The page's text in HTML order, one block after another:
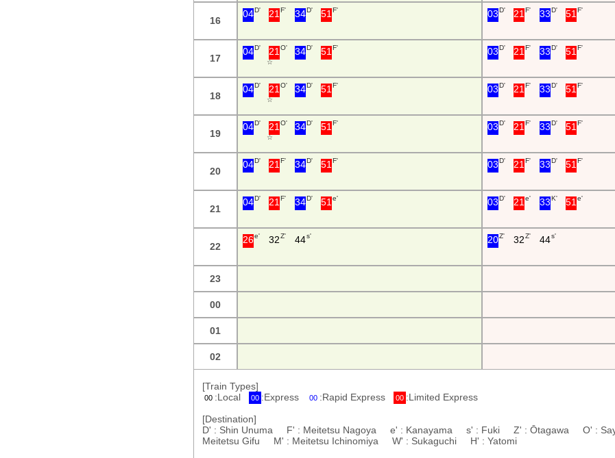
16
04D' 21 F' 34D' 51 F' 03D' 21 F' 33 D' 51 F'
17
04D' 21 O'
☆
34D' 51 F' 03D' 21 F' 33 D' 51 F'
18
04D' 21 O'
☆
34D' 51 F' 03D' 21 F' 33 D' 51 F'
19
04D' 21 O'
☆
34D' 51 F' 03D' 21 F' 33 D' 51 F'
20
04D' 21 F' 34D' 51 F' 03D' 21 F' 33 D' 51 F'
21
04D' 21 F' 34D' 51 e' 03D' 21 e' 33 K' 51 e'
22
26e' 32Z' 44s' 20Z' 32Z' 44s'
23
00
01
02
[Train Types]
00 :Local 00 :Express 00 :Rapid Express 00 :Limited Express
[Destination]
D' : Shin Unuma F' : Meitetsu Nagoya e' : Kanayama s' : Fuki Z' : Ōtagawa O' :
Meitetsu Gifu M' : Meitetsu Ichinomiya W' : Sukaguchi H' : Yatomi